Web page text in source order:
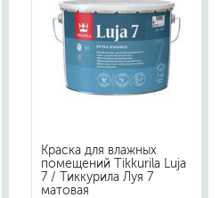
Краска для влажных
помещений Tikkurila Luja
7 / Тиккурила Луя 7
матовая